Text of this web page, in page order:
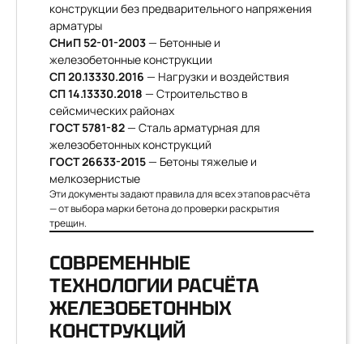
конструкции без предварительного напряжения
арматуры
СНиП 52-01-2003— Бетонные и
железобетонные конструкции
СП 20.13330.2016 — Нагрузки и воздействия
СП 14.13330.2018 — Строительство в
сейсмических районах
ГОСТ 5781-82— Сталь арматурная для
железобетонных конструкций
ГОСТ 26633-2015— Бетоны тяжелые и
мелкозернистые
Эти документы задают правила для всех этапов расчёта
— от выбора марки бетона до проверки раскрытия
трещин.
СОВРЕМЕННЫЕ
ТЕХНОЛОГИИ РАСЧЁТА
ЖЕЛЕЗОБЕТОННЫХ
КОНСТРУКЦИЙ